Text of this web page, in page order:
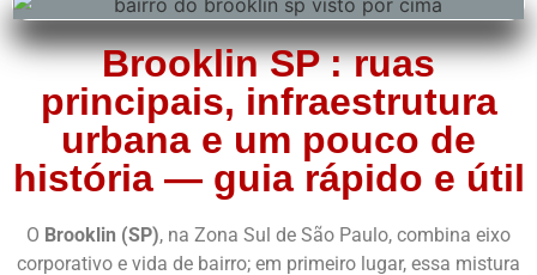
Brooklin SP : ruas
principais, infraestrutura
urbana e um pouco de
história — guia rápido e útil
O Brooklin (SP), na Zona Sul de São Paulo, combina eixo
corporativo e vida de bairro; em primeiro lugar, essa mistura